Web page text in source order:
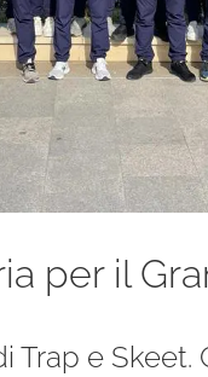
per il
Trap e Skeet.